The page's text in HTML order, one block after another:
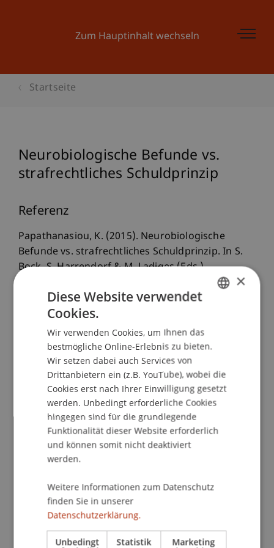
Zum Hauptinhalt wechseln
Startseite
Neurobiologische Befunde vs.
strafrechtliches Schuldprinzip
Referenz
Papathanasiou, K. (2015). Neurobiologische
Befunde vs. strafrechtliches Schuldprinzip. In S.
Bock, S. Harrendorf & M. Ladiges (Eds.),
Strafrecht als interdisziplinäre Wissenschaft - 4.
Symposium junger Strafrechtlerinnen und
Strafrechtler(pp. 53-74): Nomos.
Publikationsart
Beitrag in Sammelband
Mitarbeitende
Prof. Dr. Konstantina
Beteiligte Einrichtungen
Institut für Wirtschaftsrecht
×
Diese Website verwendet
Cookies.
Wir verwenden Cookies, um Ihnen das
bestmögliche Online-Erlebnis zu bieten.
Wir setzen dabei auch Services von
Drittanbietern ein (z.B. YouTube), wobei die
Cookies erst nach Ihrer Einwilligung gesetzt
werden. Unbedingt erforderliche Cookies
hingegen sind für die grundlegende
Funktionalität dieser Website erforderlich
und können somit nicht deaktiviert
werden.
Weitere Informationen zum Datenschutz
finden Sie in unserer
Datenschutzerklärung.
Unbedingt Statistik Marketing